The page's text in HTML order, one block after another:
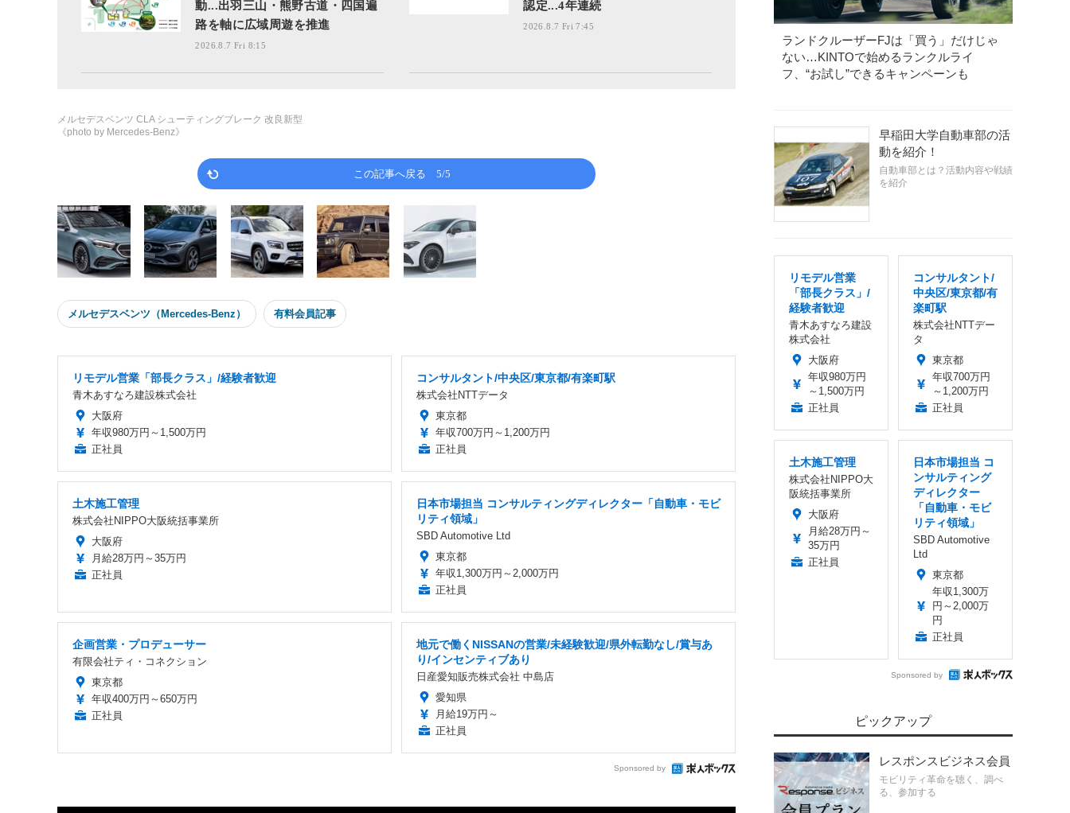
動...出羽三山・熊野古道・四国遍
路を軸に広域周遊を推進
2026.8.7 Fri 8:15
認定...4年連続
2026.8.7 Fri 7:45
《photo by Mercedes-Benz》
メルセデスベンツ CLA シューティングブレーク 改良新型
この記事へ戻る 5/5
メルセデスベンツ（Mercedes-Benz） 有料会員記事
リモデル営業「部長クラス」/経験者歓迎
青木あすなろ建設株式会社
大阪府
年収980万円～1,500万円
正社員
コンサルタント/中央区/東京都/有楽町駅
株式会社NTTデータ
東京都
年収700万円～1,200万円
正社員
土木施工管理
株式会社NIPPO大阪統括事業所
大阪府
月給28万円～35万円
正社員
日本市場担当 コンサルティングディレクター「自動車・モビ
リティ領域」
SBD Automotive Ltd
東京都
年収1,300万円～2,000万円
正社員
企画営業・プロデューサー
有限会社ティ・コネクション
東京都
年収400万円～650万円
正社員
地元で働くNISSANの営業/未経験歓迎/県外転勤なし/賞与あ
り/インセンティブあり
日産愛知販売株式会社 中島店
愛知県
月給19万円～
正社員
Sponsored by
ランドクルーザーFJは「買う」だけじゃ
ない…KINTOで始めるランクルライ
フ、“お試し”できるキャンペーンも
早稲田大学自動車部の活
動を紹介！
自動車部とは？活動内容や戦績
を紹介
リモデル営業
「部長クラス」/
経験者歓迎
青木あすなろ建設
株式会社
大阪府
年収980万円
～1,500万円
正社員
コンサルタント/
中央区/東京都/有
楽町駅
株式会社NTTデー
タ
東京都
年収700万円
～1,200万円
正社員
土木施工管理
株式会社NIPPO大
阪統括事業所
大阪府
月給28万円～
35万円
正社員
日本市場担当 コ
ンサルティング
ディレクター
「自動車・モビ
リティ領域」
SBD Automotive
Ltd
東京都
年収1,300万
円～2,000万
円
正社員
Sponsored by
ピックアップ
レスポンスビジネス会員
モビリティ革命を聴く、調べ
る、参加する